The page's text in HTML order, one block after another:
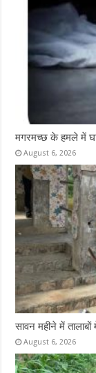
मगरमच्छ के हमले में
August 6, 2026
सावन महीने में तालाबों
August 6, 2026